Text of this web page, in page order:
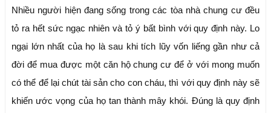
Nhiều người hiện đang sống trong các tòa nhà chung cư đều
tỏ ra hết sức ngạc nhiên và tỏ ý bất bình với quy định này. Lo
ngại lớn nhất của họ là sau khi tích lũy vốn liếng gần như cả
đời để mua được một căn hộ chung cư để ở với mong muốn
có thể để lại chút tài sản cho con cháu, thì với quy định này sẽ
khiến ước vọng của họ tan thành mây khói. Đúng là quy định